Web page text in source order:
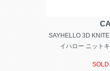
SAYHELLO 3D
イハロー ニット